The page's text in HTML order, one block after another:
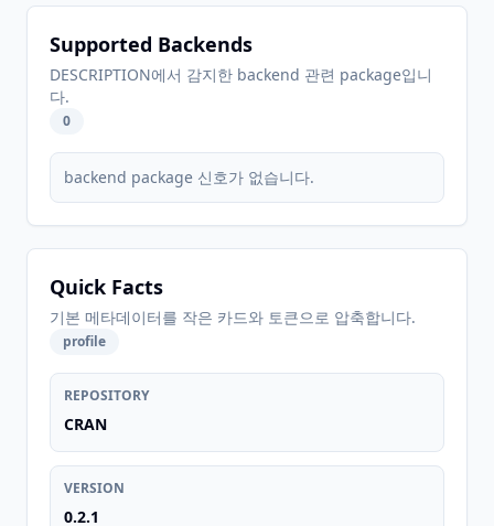
Supported Backends
DESCRIPTION에서 감지한 backend 관련 package입니
다.
0
backend package 신호가 없습니다.
Quick Facts
기본 메타데이터를 작은 카드와 토큰으로 압축합니다.
profile
REPOSITORY
CRAN
VERSION
0.2.1